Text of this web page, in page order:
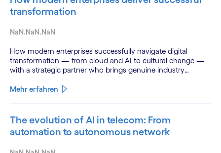
transformation
NaN.NaN.NaN
How modern enterprises successfully navigate digital
transformation — from cloud and AI to cultural change —
with a strategic partner who brings genuine industry
Mehr erfahren
The evolution of AI in telecom: From
automation to autonomous network